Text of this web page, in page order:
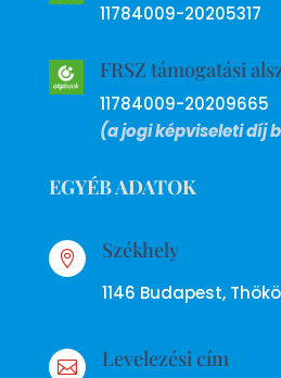
11784009-20205317
FRSZ támogatási
11784009-20209665
(a jogi képviseleti díj
EGYÉB ADATOK
 Székhely
1146 Budapest,
 Levelezési cím